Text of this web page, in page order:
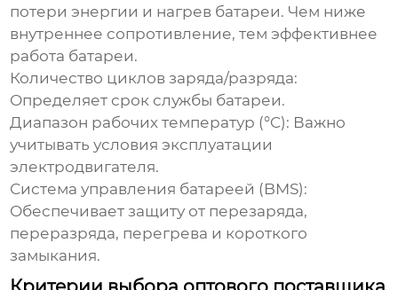
потери энергии и нагрев батареи. Чем ниже
внутреннее сопротивление, тем эффективнее
работа батареи.
Количество циклов заряда/разряда:
Определяет срок службы батареи.
Диапазон рабочих температур (°C): Важно
учитывать условия эксплуатации
электродвигателя.
Система управления батареей (BMS):
Обеспечивает защиту от перезаряда,
переразряда, перегрева и короткого
замыкания.